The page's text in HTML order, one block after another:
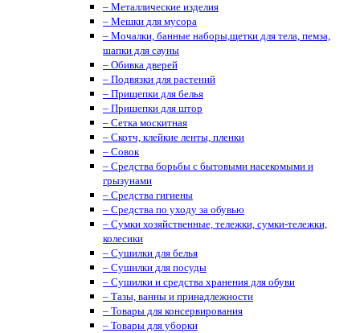
– Металлические изделия
– Мешки для мусора
– Мочалки, банные наборы,щетки для тела, пемза,
шапки для сауны
– Обивка дверей
– Подвязки для растений
– Прищепки для белья
– Прищепки для штор
– Сетка москитная
– Скотч, клейкие ленты, пленки
– Совок
– Средства борьбы с бытовыми насекомыми и
грызунами
– Средства гигиены
– Средства по уходу за обувью
– Сумки хозяйственные, тележки, сумки-тележки,
колесики
– Сушилки для белья
– Сушилки для посуды
– Сушилки и средства хранения для обуви
– Тазы, ванны и принадлежности
– Товары для консервирования
– Товары для уборки